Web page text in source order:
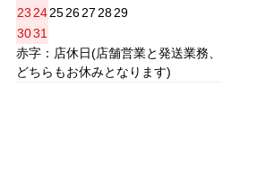
23 24252627 2829
3031
赤字：店休日(店舗営業と発送業務、
どちらもお休みとなります)